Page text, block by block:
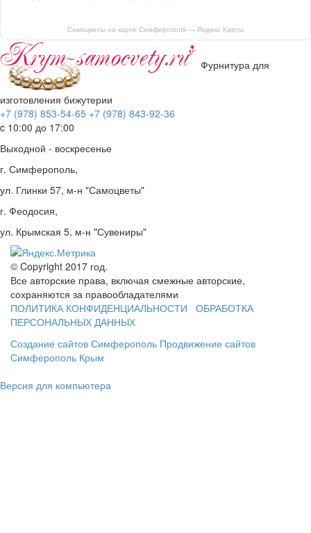
Самоцветы на карте Симферополя — Яндекс Карты
Фурнитура для
изготовления бижутерии
+7 (978) 853-54-65 +7 (978) 843-92-36
c 10:00 до 17:00
Выходной - воскресенье
г. Симферополь,
ул. Глинки 57, м-н "Самоцветы"
г. Феодосия,
ул. Крымская 5, м-н "Сувениры"
© Copyright 2017 год.
Все авторские права, включая смежные авторские,
сохраняются за правообладателями
ПОЛИТИКА КОНФИДЕНЦИАЛЬНОСТИ
ОБРАБОТКА
ПЕРСОНАЛЬНЫХ ДАННЫХ
Создание сайтов Симферополь Продвижение сайтов
Симферополь Крым
Версия для компьютера